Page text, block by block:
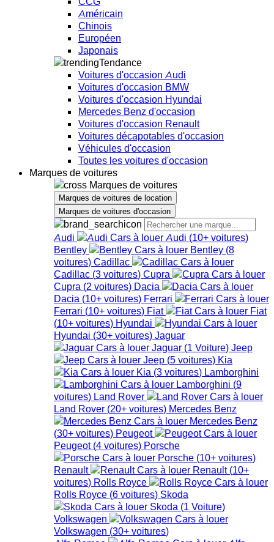
Américain
Chinois
Européen
Japonais
Tendance
Voitures d'occasion Audi
Voitures d'occasion BMW
Voitures d'occasion Hyundai
Mercedes Benz d'occasion
Voitures d'occasion Renault
Voitures décapotables d'occasion
Véhicules d'occasion
Toutes les voitures d'occasion
Marques de voitures
Marques de voitures
Marques de voitures de location
Marques de voitures d'occasion
Audi Audi (10+ voitures)
Bentley
Bentley (8
voitures) Cadillac
Cadillac (3 voitures) Cupra
Cupra (2 voitures) Dacia
Dacia (10+ voitures) Ferrari
Ferrari (10+ voitures) Fiat
Fiat
(10+ voitures) Hyundai
Hyundai (30+ voitures) Jaguar
Jaguar (1 Voiture) Jeep
Jeep (5 voitures) Kia
Kia (3 voitures) Lamborghini
Lamborghini (9
voitures) Land Rover
Land Rover (20+ voitures) Mercedes Benz
Mercedes Benz
(30+ voitures) Peugeot
Peugeot (4 voitures) Porsche
Porsche (10+ voitures)
Renault
Renault (10+
voitures) Rolls Royce
Rolls Royce (6 voitures) Skoda
Skoda (1 Voiture)
Volkswagen
Volkswagen (30+ voitures)